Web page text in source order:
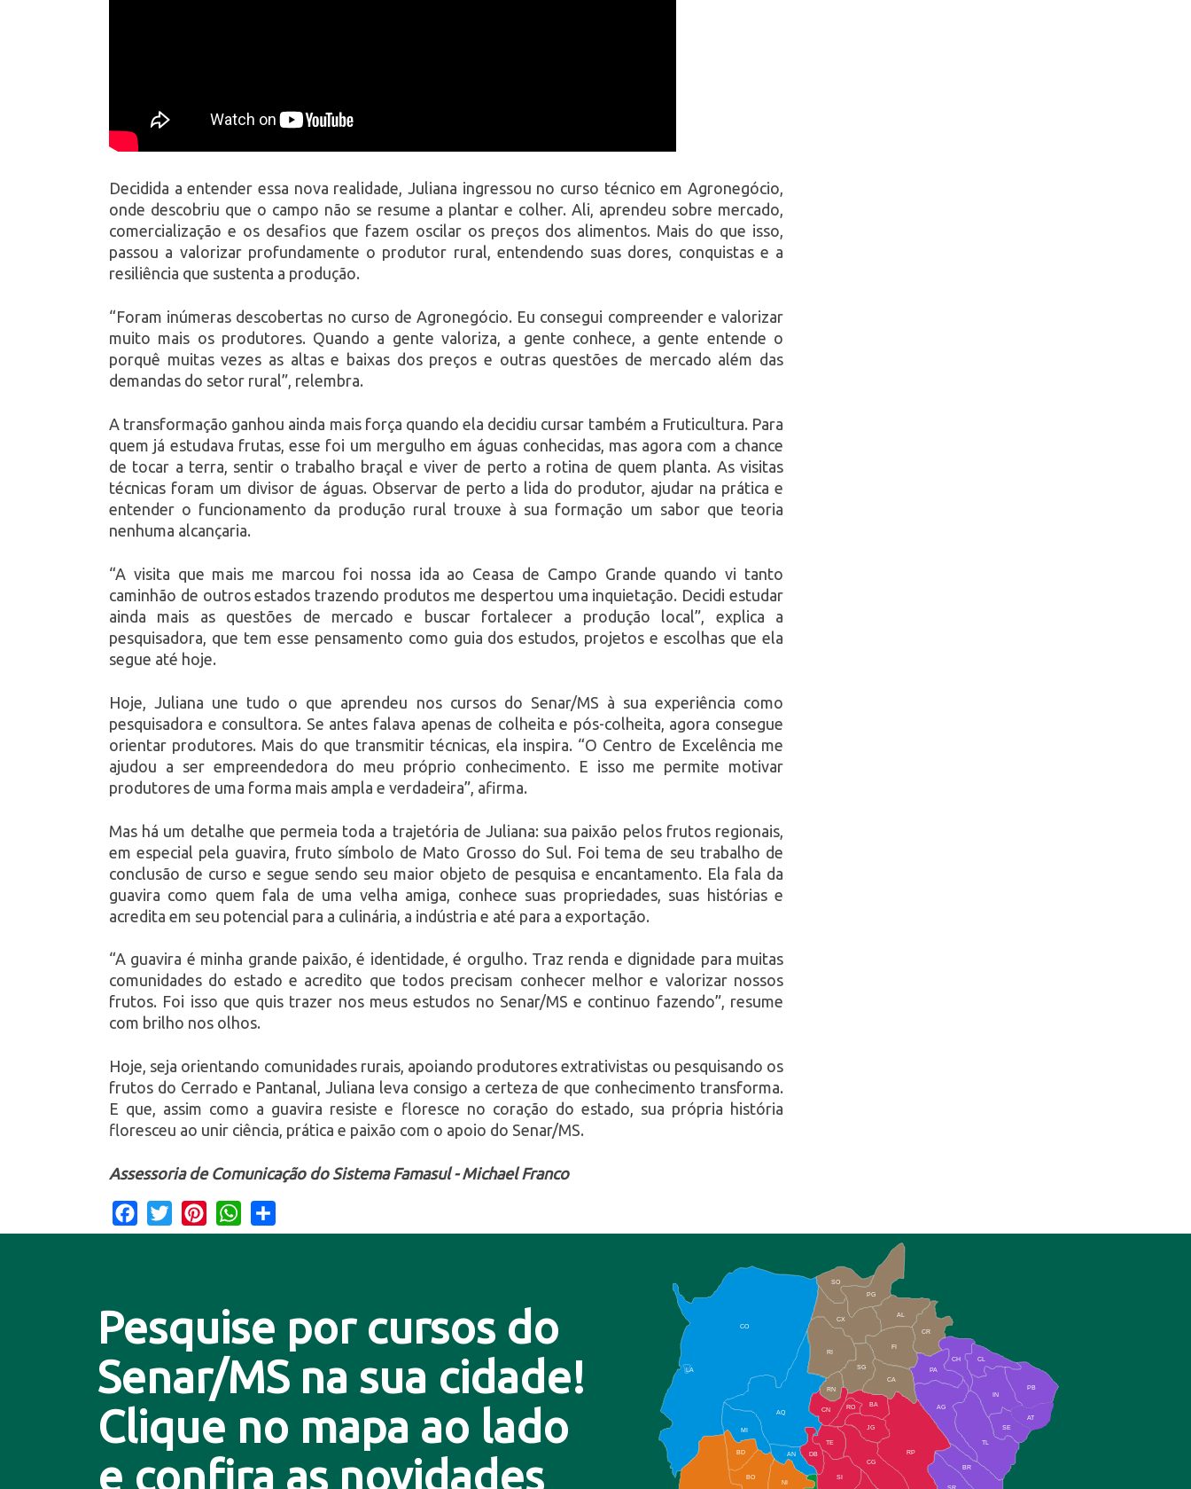
Decidida a entender essa nova realidade, Juliana ingressou no curso técnico em Agronegócio,
onde descobriu que o campo não se resume a plantar e colher. Ali, aprendeu sobre mercado,
comercialização e os desafios que fazem oscilar os preços dos alimentos. Mais do que isso,
passou a valorizar profundamente o produtor rural, entendendo suas dores, conquistas e a
resiliência que sustenta a produção.
“Foram inúmeras descobertas no curso de Agronegócio. Eu consegui compreender e valorizar
muito mais os produtores. Quando a gente valoriza, a gente conhece, a gente entende o
porquê muitas vezes as altas e baixas dos preços e outras questões de mercado além das
demandas do setor rural”, relembra.
A transformação ganhou ainda mais força quando ela decidiu cursar também a Fruticultura. Para
quem já estudava frutas, esse foi um mergulho em águas conhecidas, mas agora com a chance
de tocar a terra, sentir o trabalho braçal e viver de perto a rotina de quem planta. As visitas
técnicas foram um divisor de águas. Observar de perto a lida do produtor, ajudar na prática e
entender o funcionamento da produção rural trouxe à sua formação um sabor que teoria
nenhuma alcançaria.
“A visita que mais me marcou foi nossa ida ao Ceasa de Campo Grande quando vi tanto
caminhão de outros estados trazendo produtos me despertou uma inquietação. Decidi estudar
ainda mais as questões de mercado e buscar fortalecer a produção local”, explica a
pesquisadora, que tem esse pensamento como guia dos estudos, projetos e escolhas que ela
segue até hoje.
Hoje, Juliana une tudo o que aprendeu nos cursos do Senar/MS à sua experiência como
pesquisadora e consultora. Se antes falava apenas de colheita e pós-colheita, agora consegue
orientar produtores. Mais do que transmitir técnicas, ela inspira. “O Centro de Excelência me
ajudou a ser empreendedora do meu próprio conhecimento. E isso me permite motivar
produtores de uma forma mais ampla e verdadeira”, afirma.
Mas há um detalhe que permeia toda a trajetória de Juliana: sua paixão pelos frutos regionais,
em especial pela guavira, fruto símbolo de Mato Grosso do Sul. Foi tema de seu trabalho de
conclusão de curso e segue sendo seu maior objeto de pesquisa e encantamento. Ela fala da
guavira como quem fala de uma velha amiga, conhece suas propriedades, suas histórias e
acredita em seu potencial para a culinária, a indústria e até para a exportação.
“A guavira é minha grande paixão, é identidade, é orgulho. Traz renda e dignidade para muitas
comunidades do estado e acredito que todos precisam conhecer melhor e valorizar nossos
frutos. Foi isso que quis trazer nos meus estudos no Senar/MS e continuo fazendo”, resume
com brilho nos olhos.
Hoje, seja orientando comunidades rurais, apoiando produtores extrativistas ou pesquisando os
frutos do Cerrado e Pantanal, Juliana leva consigo a certeza de que conhecimento transforma.
E que, assim como a guavira resiste e floresce no coração do estado, sua própria história
floresceu ao unir ciência, prática e paixão com o apoio do Senar/MS.
Assessoria de Comunicação do Sistema Famasul - Michael Franco
Facebook
Twitter PinterestWhatsApp
Pesquise por cursos do
Senar/MS na sua cidade!
Clique no mapa ao lado
e confira as novidades
CO
AQ
MI
AN
CX
RI
AL
CR
FI
SG
BA
CA
PA
CH CL
PB
SE
TL
AG
BR
RP
RO
JG
CG
SI
BD
BO
NI
DB
TE
IN
RN
CN
AT
PG
SO
LA